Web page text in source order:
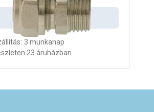
Kosárba
3 munkanap
23 áruházban